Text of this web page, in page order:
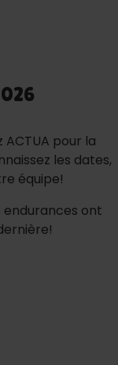
pour la
les dates,
équipe!
endurances ont